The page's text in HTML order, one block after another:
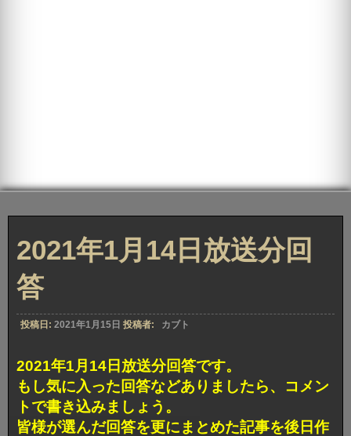
2021年1月14日放送分回
答
投稿日: 2021年1月15日 投稿者: カブト
2021年1月14日放送分回答です。
もし気に入った回答などありましたら、コメン
トで書き込みましょう。
皆様が選んだ回答を更にまとめた記事を後日作